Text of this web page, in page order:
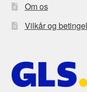
Om os
Vilkår og